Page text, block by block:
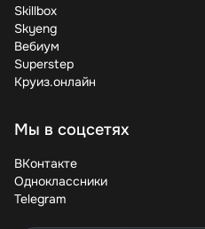
акциями, выбирайте
бронирования – и ваши
путешествиях станут
упустите шанс сэкономить –
предложения Etihad прямо
Skillbox
Skyeng
Вебиум
Superstep
Круиз.онлайн
Мы в соцсетях
ВКонтакте
Одноклассники
Telegram